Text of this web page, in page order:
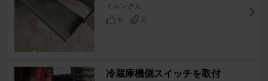
イルンさん
6
0
冷蔵庫機側スイッチを取付